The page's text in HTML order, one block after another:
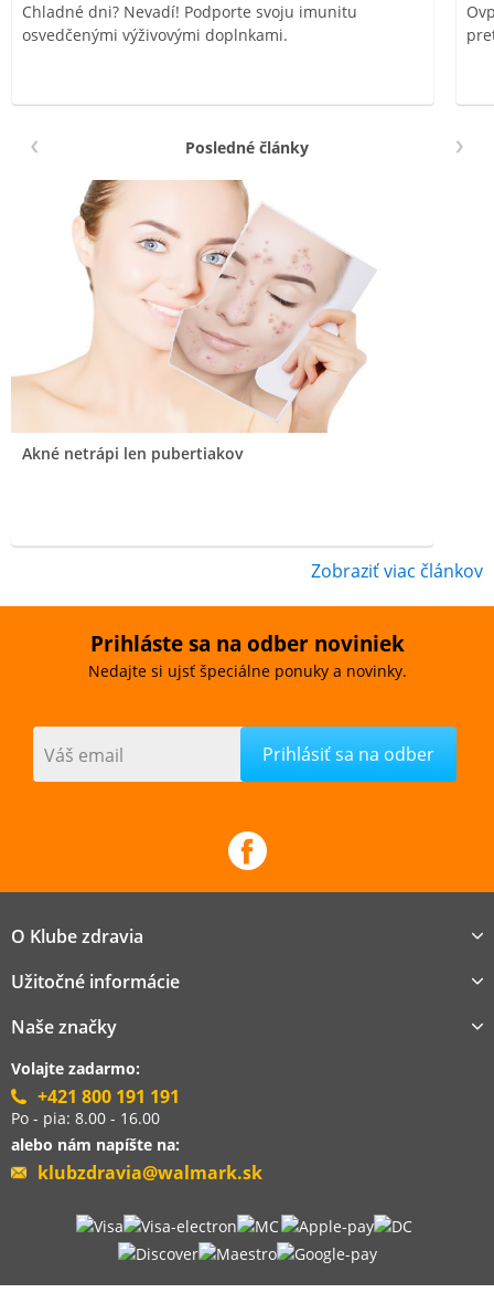
Chladné dni? Nevadí! Podporte svoju imunitu
osvedčenými výživovými doplnkami.
Posledné články
Akné netrápi len pubertiakov
Zobraziť viac článkov
Prihláste sa na odber noviniek
Nedajte si ujsť špeciálne ponuky a novinky.
Váš email
O Klube zdravia
Užitočné informácie
Naše značky
Volajte zadarmo:
+421 800 191 191
Po - pia: 8.00 - 16.00
alebo nám napíšte na:
klubzdravia@walmark.sk